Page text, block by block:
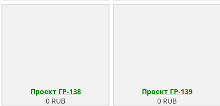
Проект ГР-138
0 RUB
Проект ГР-139
0 RUB